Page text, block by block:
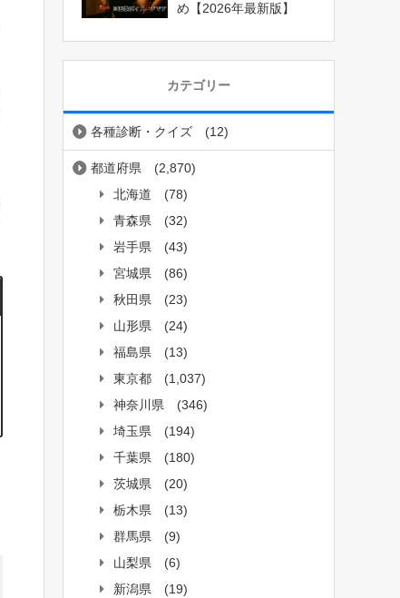
め【2026年最新版】
カテゴリー
各種診断・クイズ (12)
都道府県
(2,870)
北海道
(78)
青森県
(32)
岩手県
(43)
宮城県
(86)
秋田県
(23)
山形県
(24)
福島県
(13)
東京都
(1,037)
神奈川県
(346)
埼玉県
(194)
千葉県
(180)
茨城県
(20)
栃木県
(13)
群馬県
(9)
山梨県
(6)
新潟県
(19)